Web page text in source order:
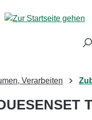
Verarbeiten